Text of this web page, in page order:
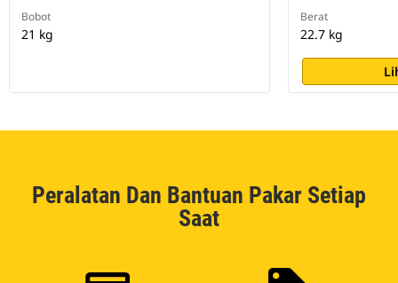
Bobot
21 kg
Berat
22.7 kg
Peralatan Dan Bantuan Pakar Setiap
Saat